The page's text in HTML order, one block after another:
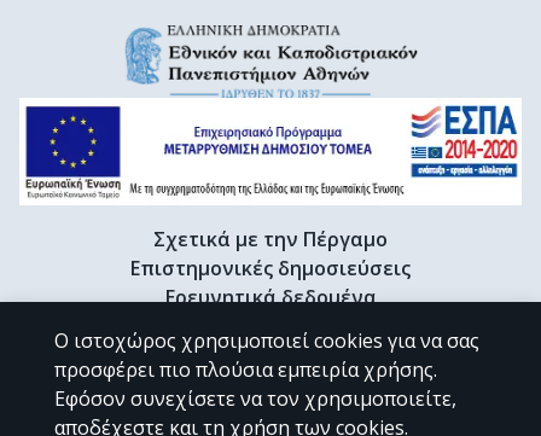
Σχετικά με την Πέργαμο
Επιστημονικές δημοσιεύσεις
Ερευνητικά δεδομένα
Διδακτορικές διατριβές & Γκρίζα βιβλιογραφία
Προφίλ Ερευνητή
Ο ιστοχώρος χρησιμοποιεί cookies για να σας
προσφέρει πιο πλούσια εμπειρία χρήσης.
Εφόσον συνεχίσετε να τον χρησιμοποιείτε,
αποδέχεστε και τη χρήση των cookies.